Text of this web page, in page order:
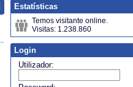
Estatísticas
Temos visitante online.
Visitas: 1.238.860
Login
Utilizador: